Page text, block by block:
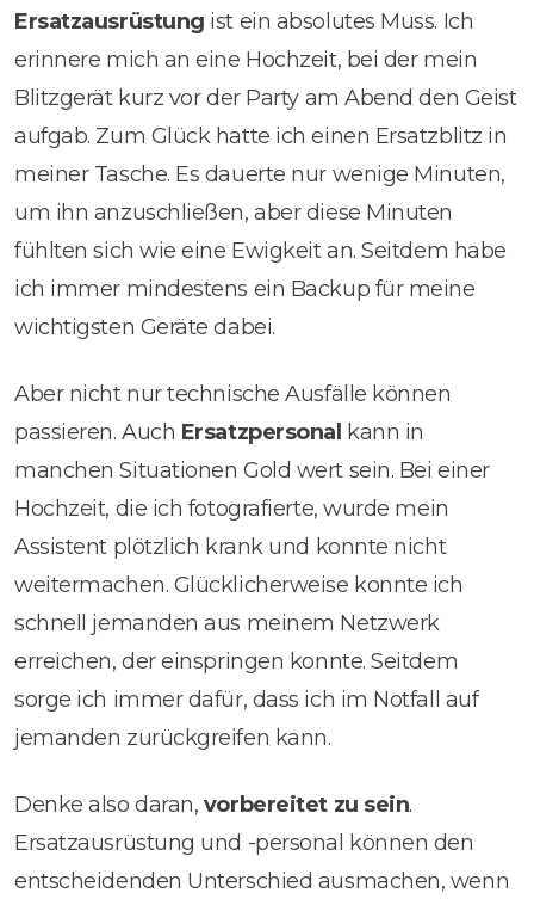
Ersatzausrüstung ist ein absolutes Muss. Ich
erinnere mich an eine Hochzeit, bei der mein
Blitzgerät kurz vor der Party am Abend den Geist
aufgab. Zum Glück hatte ich einen Ersatzblitz in
meiner Tasche. Es dauerte nur wenige Minuten,
um ihn anzuschließen, aber diese Minuten
fühlten sich wie eine Ewigkeit an. Seitdem habe
ich immer mindestens ein Backup für meine
wichtigsten Geräte dabei.
Aber nicht nur technische Ausfälle können
passieren. Auch Ersatzpersonal kann in
manchen Situationen Gold wert sein. Bei einer
Hochzeit, die ich fotografierte, wurde mein
Assistent plötzlich krank und konnte nicht
weitermachen. Glücklicherweise konnte ich
schnell jemanden aus meinem Netzwerk
erreichen, der einspringen konnte. Seitdem
sorge ich immer dafür, dass ich im Notfall auf
jemanden zurückgreifen kann.
Denke also daran, vorbereitet zu sein.
Ersatzausrüstung und -personal können den
entscheidenden Unterschied ausmachen, wenn